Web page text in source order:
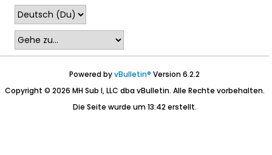
Powered byvBulletin® Version 6.2.2
Copyright © 2026 MH Sub I, LLC dba vBulletin. Alle Rechte vorbehalten.
Die Seite wurde um 13:42 erstellt.